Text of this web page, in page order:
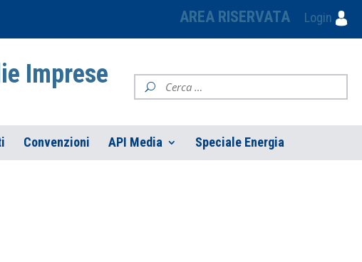
AREA RISERVATA Login
Imprese
Convenzioni API Media Speciale Energia